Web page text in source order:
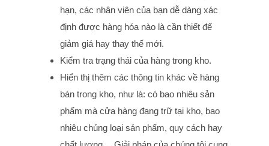
hạn, các nhân viên của bạn dễ dàng xác
định được hàng hóa nào là cần thiết để
giảm giá hay thay thế mới.
Kiểm tra trạng thái của hàng trong kho.
Hiển thị thêm các thông tin khác về hàng
bán trong kho, như là: có bao nhiêu sản
phẩm mà cửa hàng đang trữ tại kho, bao
nhiêu chủng loại sản phẩm, quy cách hay